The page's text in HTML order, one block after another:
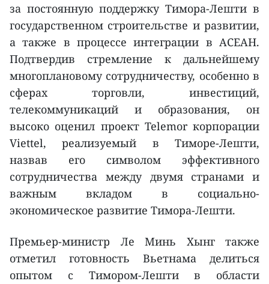
за постоянную поддержку Тимора-Лешти в
государственном строительстве и развитии,
а также в процессе интеграции в АСЕАН.
Подтвердив стремление к дальнейшему
многоплановому сотрудничеству, особенно в
сферах торговли, инвестиций,
телекоммуникаций и образования, он
высоко оценил проект Telemor корпорации
Viettel, реализуемый в Тиморе-Лешти,
назвав его символом эффективного
сотрудничества между двумя странами и
важным вкладом в социально-
экономическое развитие Тимора-Лешти.
Премьер-министр Ле Минь Хынг также
отметил готовность Вьетнама делиться
опытом с Тимором-Лешти в области